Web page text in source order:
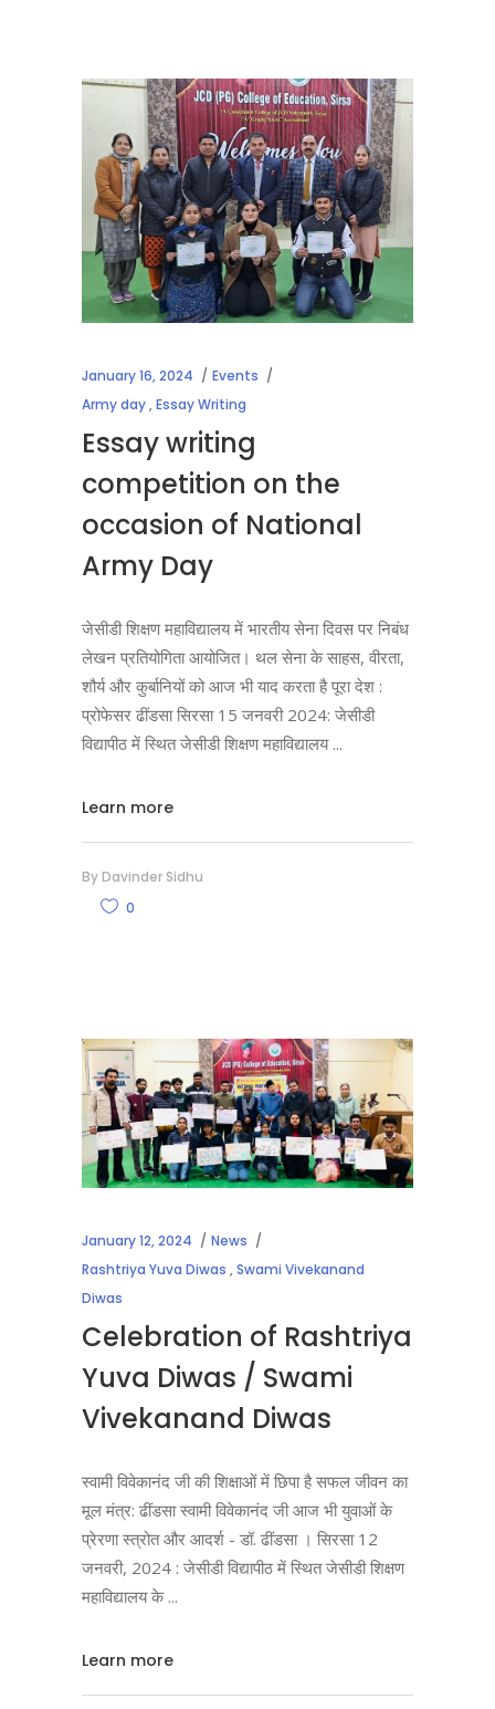
January 16, 2024
Events
Army day,Essay Writing
Essay writing
competition on the
occasion of National
Army Day
जेसीडी शिक्षण महाविद्यालय में भारतीय सेना दिवस पर निबंध
लेखन प्रतियोगिता आयोजित। थल सेना के साहस, वीरता,
शौर्य और कुर्बानियों को आज भी याद करता है पूरा देश :
प्रोफेसर ढींडसा सिरसा 15 जनवरी 2024: जेसीडी
विद्यापीठ में स्थित जेसीडी शिक्षण महाविद्यालय
Learn more
By Davinder Sidhu
0
January 12, 2024
News
Rashtriya Yuva Diwas ,Swami Vivekanand
Diwas
Celebration of Rashtriya
Yuva Diwas / Swami
Vivekanand Diwas
स्वामी विवेकानंद जी की शिक्षाओं में छिपा है सफल जीवन का
मूल मंत्र: ढींडसा स्वामी विवेकानंद जी आज भी युवाओं के
प्रेरणा स्त्रोत और आदर्श - डॉ. ढींडसा । सिरसा 12
जनवरी, 2024 : जेसीडी विद्यापीठ में स्थित जेसीडी शिक्षण
महाविद्यालय के
Learn more